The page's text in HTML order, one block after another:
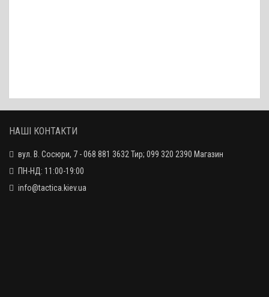
НАШІ КОНТАКТИ
вул. В. Сосюри, 7 - 068 881 3632 Тир; 099 320 2390 Магазин
ПН-НД: 11:00-19:00
info@tactica.kiev.ua